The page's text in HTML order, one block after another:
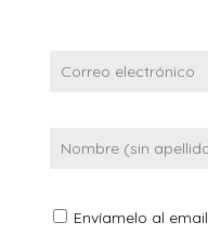
Envíamelo al email